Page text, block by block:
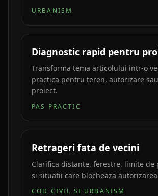
URBANISM
Diagnostic rapid pentru
Transforma tema articolului intr-o
practica pentru teren, autorizare
proiect.
PAS PRACTIC
Retrageri fata de vecini
Clarifica distante, ferestre, limite de
si situatii care blocheaza
COD CIVIL SI URBANISM